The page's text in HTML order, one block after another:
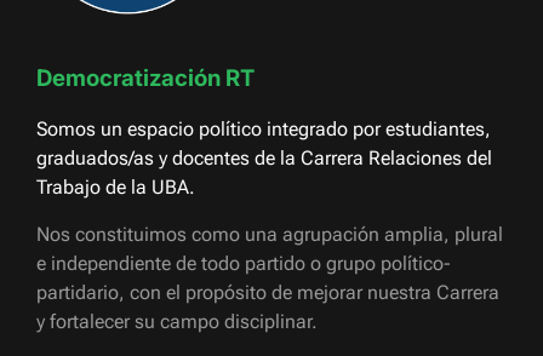
Democratización RT
Somos un espacio político integrado por estudiantes,
graduados/as y docentes de la Carrera Relaciones del
Trabajo de la UBA.
Nos constituimos como una agrupación amplia, plural
e independiente de todo partido o grupo político-
partidario, con el propósito de mejorar nuestra Carrera
y fortalecer su campo disciplinar.